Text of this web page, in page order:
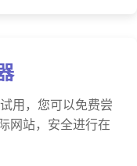
用，您可以免费尝
网站，安全进行在